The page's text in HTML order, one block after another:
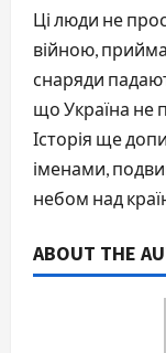
Ці люди не
війною,
снаряди
що Україна не
Історія ще
іменами,
небом над
ABOUT THE